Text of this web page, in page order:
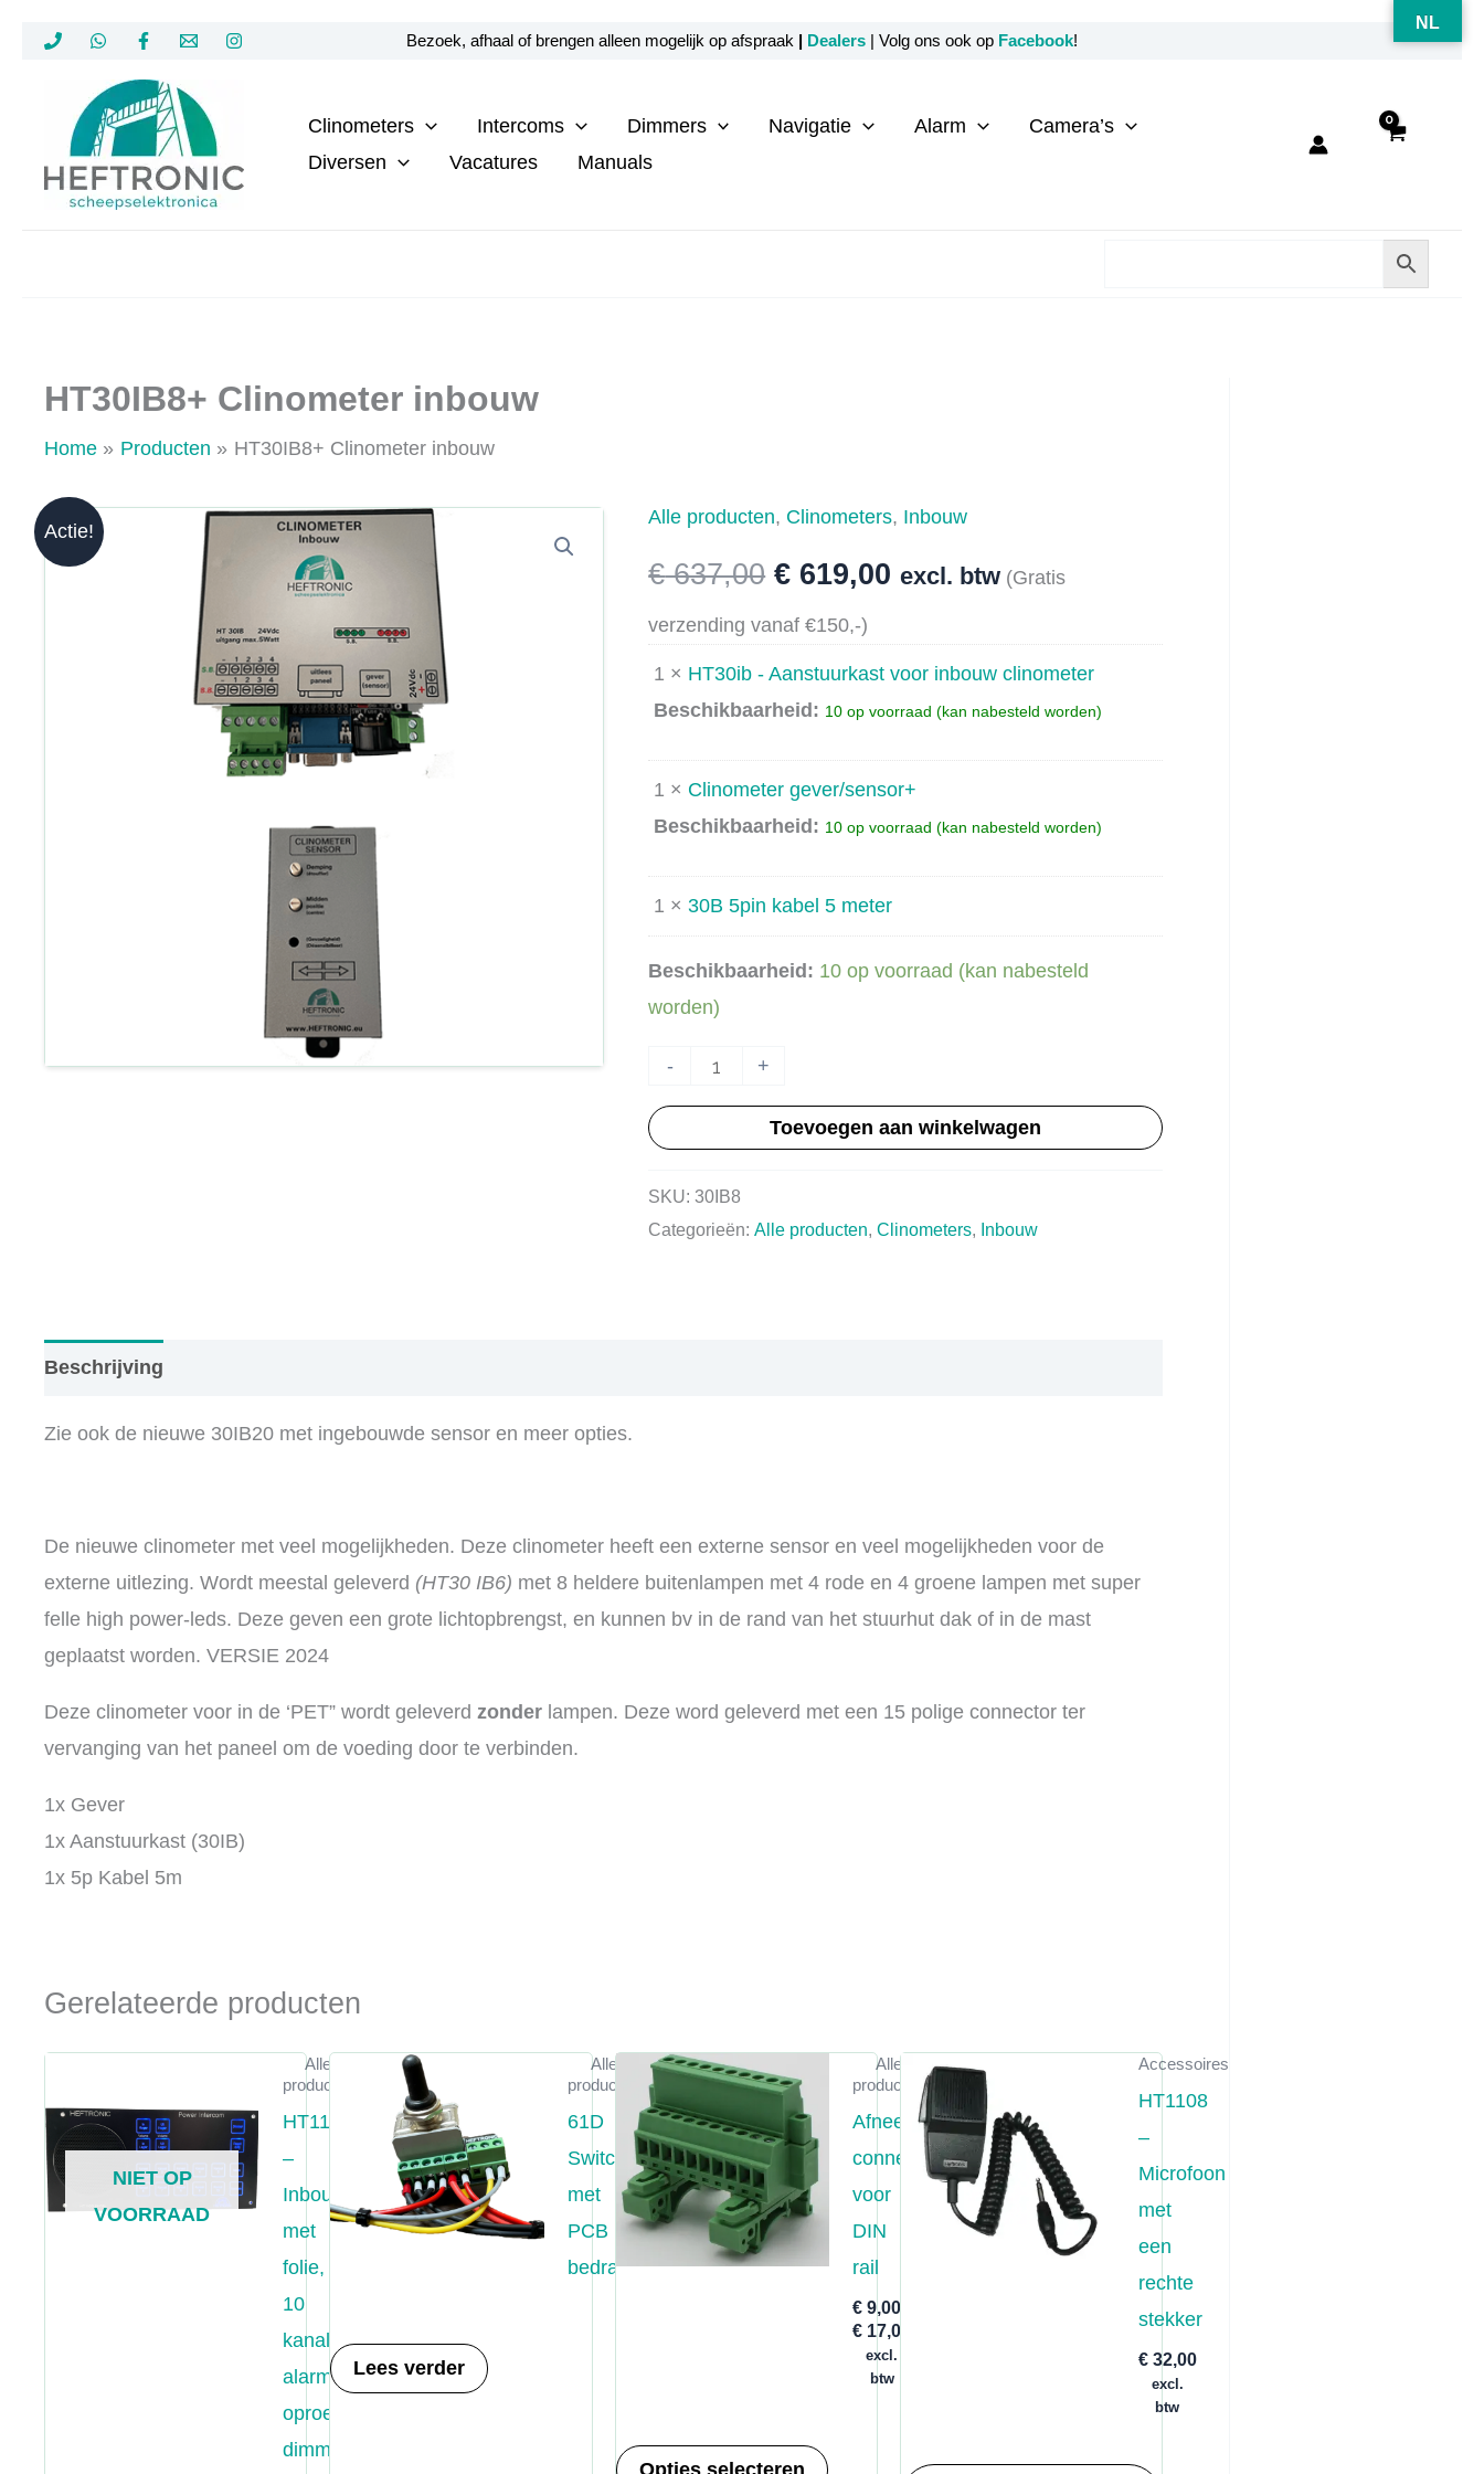
Ga
inhoud
Bezoek, afhaal of brengen alleen mogelijk op afspraak | Dealers | Volg ons ook op Facebook!
Clinometers Intercoms Dimmers Navigatie Alarm
Camera’s
Diversen
Vacatures Manuals
HT30IB8+ Clinometer inbouw
Home Producten HT30IB8+ Clinometer inbouw
Actie!
Alle producten, Clinometers, Inbouw
€637,00 Oorspronkelijke
prijs
was:
€ 619,00 Huidige
is:
excl. btw (Gratis
verzending vanaf €150,-)
1 × HT30ib - Aanstuurkast voor inbouw clinometer
Beschikbaarheid: 10 op voorraad (kan nabesteld worden)
1 × Clinometer gever/sensor+
Beschikbaarheid: 10 op voorraad (kan nabesteld worden)
1 ×30B 5pin kabel 5 meter
Beschikbaarheid: 10 op voorraad (kan nabesteld
worden)
-
HT30IB8+
inbouw
+
Toevoegen aan winkelwagen
SKU:30IB8
Categorieën:Alle producten,Clinometers, Inbouw
Beschrijving
Zie ook de nieuwe 30IB20 met ingebouwde sensor en meer opties.
De nieuwe clinometer met veel mogelijkheden. Deze clinometer heeft een externe sensor en veel mogelijkheden voor de
externe uitlezing. Wordt meestal geleverd (HT30 IB6) met 8 heldere buitenlampen met 4 rode en 4 groene lampen met super
felle high power-leds. Deze geven een grote lichtopbrengst, en kunnen bv in de rand van het stuurhut dak of in de mast
geplaatst worden. VERSIE 2024
Deze clinometer voor in de ‘PET” wordt geleverd zonder lampen. Deze word geleverd met een 15 polige connector ter
vervanging van het paneel om de voeding door te verbinden.
1x Gever
1x Aanstuurkast (30IB)
1x 5p Kabel 5m
Gerelateerde producten
NIET OP
VOORRAAD
Alle
producten
HT1100
–
Inbouw
met
folie,
10
kanalen,
alarm,
oproep,
dimmer
Alle
producten
61D
Switch
met
PCB
bedraad
Lees verder
Alle
producten
Afneembare
connector
voor
DIN
rail
€ 9,00
€ 17,00
excl.
btw
Accessoires
HT1108
–
Microfoon
met
een
rechte
stekker
€32,00
excl.
btw
NL